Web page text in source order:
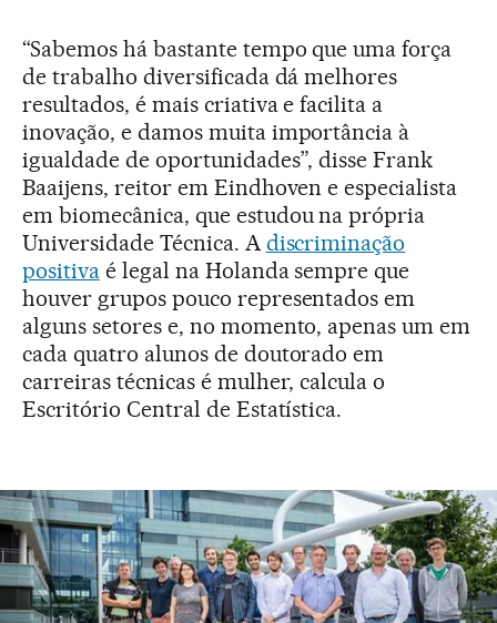
“Sabemos há bastante tempo que uma força
de trabalho diversificada dá melhores
resultados, é mais criativa e facilita a
inovação, e damos muita importância à
igualdade de oportunidades”, disse Frank
Baaijens, reitor em Eindhoven e especialista
em biomecânica, que estudou na própria
Universidade Técnica. A discriminação
positivaé legal na Holanda sempre que
houver grupos pouco representados em
alguns setores e, no momento, apenas um em
cada quatro alunos de doutorado em
carreiras técnicas é mulher, calcula o
Escritório Central de Estatística.